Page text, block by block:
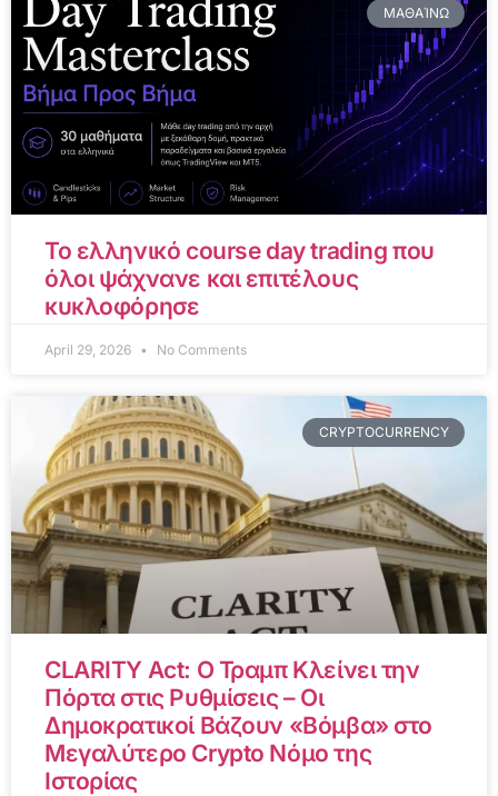
ΜΑΘΑΊΝΩ
Το ελληνικό course day trading που
όλοι ψάχνανε και επιτέλους
κυκλοφόρησε
April 29, 2026 No Comments
CRYPTOCURRENCY
CLARITY Act: Ο Τραμπ Κλείνει την
Πόρτα στις Ρυθμίσεις – Οι
Δημοκρατικοί Βάζουν «Βόμβα» στο
Μεγαλύτερο Crypto Νόμο της
Ιστορίας